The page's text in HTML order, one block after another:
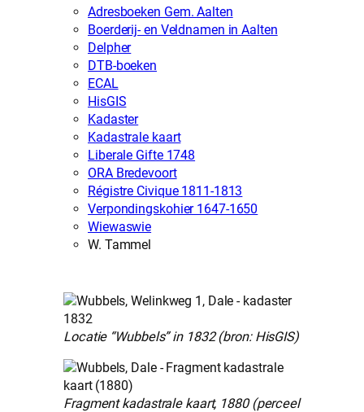
Adresboeken Gem. Aalten
Boerderij- en Veldnamen in Aalten
Delpher
DTB-boeken
ECAL
HisGIS
Kadaster
Kadastrale kaart
Liberale Gifte 1748
ORA Bredevoort
Régistre Civique 1811-1813
Verpondingskohier 1647-1650
Wiewaswie
W. Tammel
Locatie “Wubbels” in 1832 (bron: HisGIS)
Fragment kadastrale kaart, 1880 (perceel